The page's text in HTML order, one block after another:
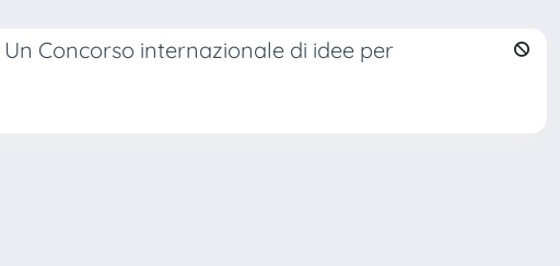
Concorso internazionale di idee per